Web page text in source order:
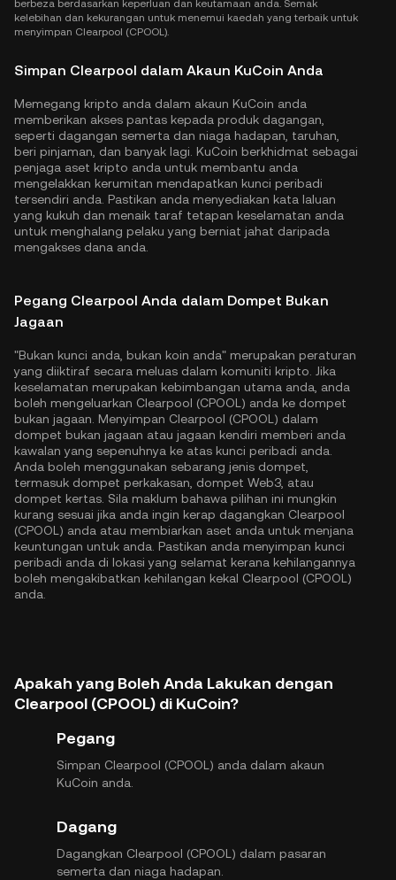
berbeza berdasarkan keperluan dan keutamaan anda. Semak
kelebihan dan kekurangan untuk menemui kaedah yang terbaik untuk
menyimpan Clearpool (CPOOL).
Simpan Clearpool dalam Akaun KuCoin Anda
Memegang kripto anda dalam akaun KuCoin anda
memberikan akses pantas kepada produk dagangan,
seperti dagangan semerta dan niaga hadapan, taruhan,
beri pinjaman, dan banyak lagi. KuCoin berkhidmat sebagai
penjaga aset kripto anda untuk membantu anda
mengelakkan kerumitan mendapatkan kunci peribadi
tersendiri anda. Pastikan anda menyediakan kata laluan
yang kukuh dan menaik taraf tetapan keselamatan anda
untuk menghalang pelaku yang berniat jahat daripada
mengakses dana anda.
Pegang Clearpool Anda dalam Dompet Bukan
Jagaan
"Bukan kunci anda, bukan koin anda" merupakan peraturan
yang diiktiraf secara meluas dalam komuniti kripto. Jika
keselamatan merupakan kebimbangan utama anda, anda
boleh mengeluarkan Clearpool (CPOOL) anda ke dompet
bukan jagaan. Menyimpan Clearpool (CPOOL) dalam
dompet bukan jagaan atau jagaan kendiri memberi anda
kawalan yang sepenuhnya ke atas kunci peribadi anda.
Anda boleh menggunakan sebarang jenis dompet,
termasuk dompet perkakasan, dompet Web3, atau
dompet kertas. Sila maklum bahawa pilihan ini mungkin
kurang sesuai jika anda ingin kerap dagangkan Clearpool
(CPOOL) anda atau membiarkan aset anda untuk menjana
keuntungan untuk anda. Pastikan anda menyimpan kunci
peribadi anda di lokasi yang selamat kerana kehilangannya
boleh mengakibatkan kehilangan kekal Clearpool (CPOOL)
anda.
Apakah yang Boleh Anda Lakukan dengan
Clearpool (CPOOL) di KuCoin?
Pegang
Simpan Clearpool (CPOOL) anda dalam akaun
KuCoin anda.
Dagang
Dagangkan Clearpool (CPOOL) dalam pasaran
semerta dan niaga hadapan.